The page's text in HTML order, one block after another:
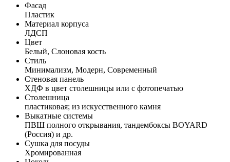
Фасад
Пластик
Материал корпуса
ЛДСП
Цвет
Белый, Слоновая кость
Стиль
Минимализм, Модерн, Современный
Стеновая панель
ХДФ в цвет столешницы или с фотопечатью
Столешница
пластиковая; из искусственного камня
Выкатные системы
ПВШ полного открывания, тандембоксы BOYARD
(Россия) и др.
Сушка для посуды
Хромированная